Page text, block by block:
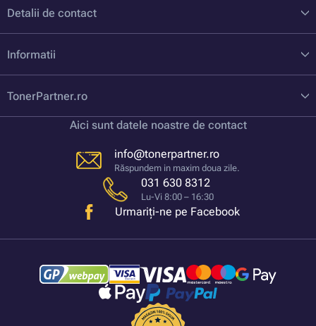
Detalii de contact
Informatii
TonerPartner.ro
Aici sunt datele noastre de contact
info@tonerpartner.ro
Răspundem in maxim doua zile.
031 630 8312
Lu-Vi 8:00 – 16:30
Urmariți-ne pe Facebook